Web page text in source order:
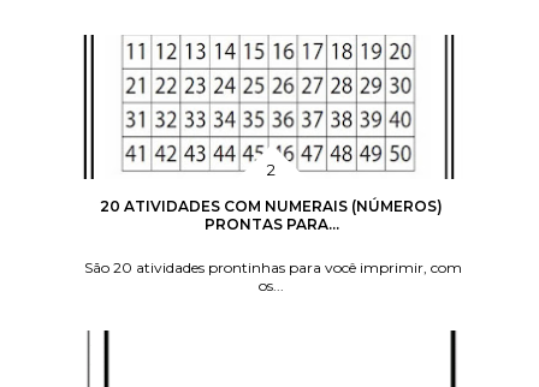
20 ATIVIDADES COM NUMERAIS (NÚMEROS)
PRONTAS PARA...
São 20 atividades prontinhas para você imprimir, com
os...